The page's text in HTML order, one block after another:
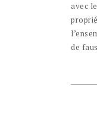
avec
de